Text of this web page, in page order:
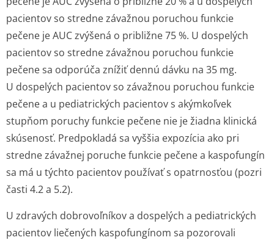
pacientov so stredne závažnou poruchou funkcie
pečene je AUC zvýšená o približne 75 %. U dospelých
pacientov so stredne závažnou poruchou funkcie
pečene sa odporúča znížiť dennú dávku na 35 mg.
U dospelých pacientov so závažnou poruchou funkcie
pečene a u pediatrických pacientov s akýmkoľvek
stupňom poruchy funkcie pečene nie je žiadna klinická
skúsenosť. Predpokladá sa vyššia expozícia ako pri
stredne závažnej poruche funkcie pečene a kaspofungín
sa má u týchto pacientov používať s opatrnosťou (pozri
časti 4.2 a 5.2).
U zdravých dobrovoľníkov a dospelých a pediatrických
pacientov liečených kaspofungínom sa pozorovali